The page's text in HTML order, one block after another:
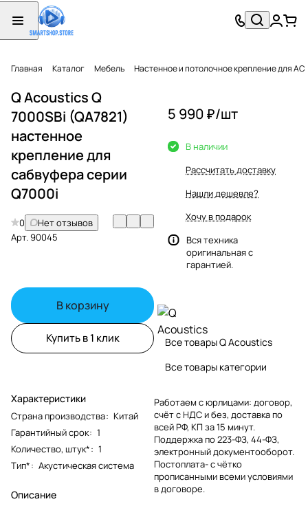
Главная Каталог Мебель Настенное и потолочное крепление для АС
Q Acoustics Q
7000SBi (QA7821)
настенное
крепление для
сабвуфера серии
Q7000i
0
Нет отзывов
Арт.90045
В корзину
Купить в 1 клик
Характеристики
Страна производства: Китай
Гарантийный срок: 1
Количество, штук*: 1
Тип*: Акустическая система
Описание
5 990 ₽/шт
В наличии
Рассчитать доставку
Нашли дешевле?
Хочу в подарок
Вся техника
оригинальная с
гарантией.
Все товары Q Acoustics
Все товары категории
Работаем с юрлицами: договор,
счёт с НДС и без, доставка по
всей РФ, КП за 15 минут.
Поддержка по 223-ФЗ, 44-ФЗ,
электронный документооборот.
Постоплата- с чётко
прописанными всеми условиями
в договоре.